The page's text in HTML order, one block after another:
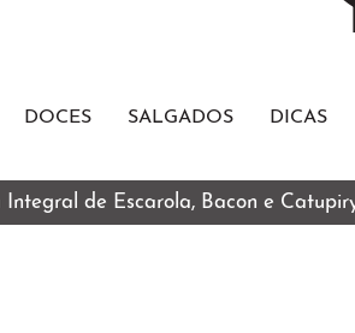
DOCES SALGADOS DICAS
Velvet